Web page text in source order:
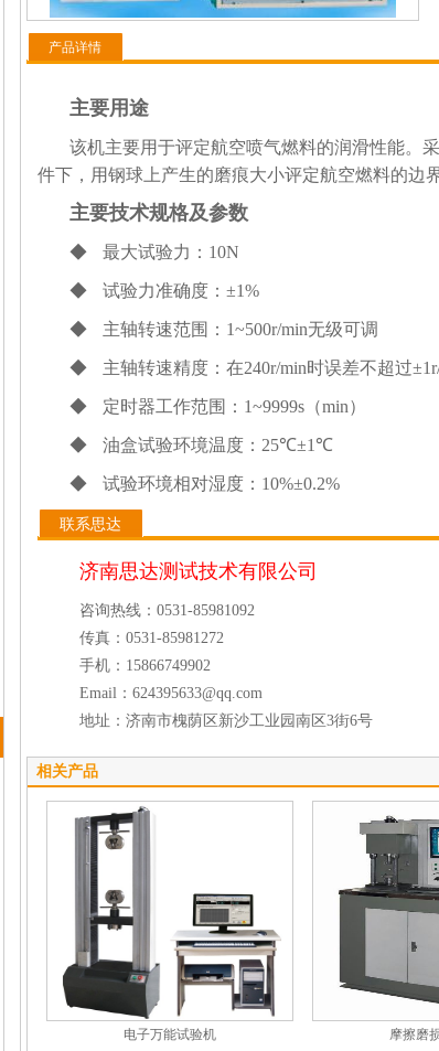
产品详情
主要用途
该机主要用于评定航空喷气燃料的润滑性能。
件下，用钢球上产生的磨痕大小评定航空燃料的边
主要技术规格及参数
◆ 最大试验力： 10N
◆ 试验力准确度：±1%
◆ 主轴转速范围： 1~500r/min无级可调
◆ 主轴转速精度：在240r/min时误差不超过
◆ 定时器工作范围： 1~9999s （min）
◆ 油盒试验环境温度： 25℃±1℃
◆ 试验环境相对湿度： 10%±0.2%
联系思达
济南思达测试技术有限公司
咨询热线：0531-85981092
传真：0531-85981272
手机：15866749902
Email：624395633@qq.com
地址：济南市槐荫区新沙工业园南区3街6号
相关产品
电子万能试验机 摩擦磨